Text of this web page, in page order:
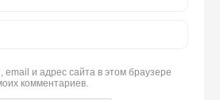
и адрес сайта в этом браузере
комментариев.